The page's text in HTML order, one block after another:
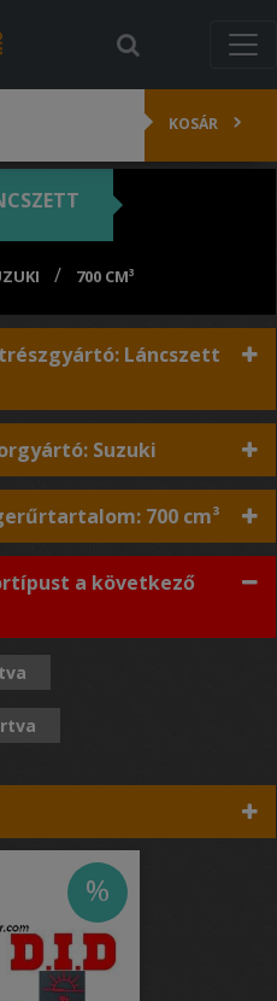
KOSÁR
/ 700 CM³
Láncszett
Suzuki
700 cm³
a következő
%